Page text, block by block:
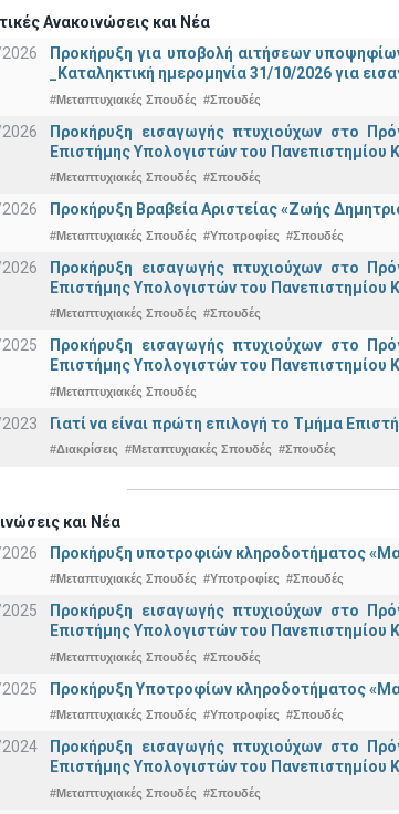
Ανακοινώσεις και Νέα
Προκήρυξη για υποβολή αιτήσεων
_Καταληκτική ημερομηνία 31/10/2026 για
#Μεταπτυχιακές Σπουδές #Σπουδές
Προκήρυξη εισαγωγής πτυχιούχων στo
Eπιστήμης Υπολογιστών του Πανεπιστημίου
#Μεταπτυχιακές Σπουδές #Σπουδές
Προκήρυξη Βραβεία Αριστείας «Ζωής
#Μεταπτυχιακές Σπουδές #Υποτροφίες #Σπουδές
Προκήρυξη εισαγωγής πτυχιούχων στo
Eπιστήμης Υπολογιστών του Πανεπιστημίου
#Μεταπτυχιακές Σπουδές #Σπουδές
Προκήρυξη εισαγωγής πτυχιούχων στo
Eπιστήμης Υπολογιστών του Πανεπιστημίου
#Μεταπτυχιακές Σπουδές
Γιατί να είναι πρώτη επιλογή το Τμήμα
#Διακρίσεις #Μεταπτυχιακές Σπουδές #Σπουδές
και Νέα
Προκήρυξη υποτροφιών κληροδοτήματος
#Μεταπτυχιακές Σπουδές #Υποτροφίες #Σπουδές
Προκήρυξη εισαγωγής πτυχιούχων στo
Eπιστήμης Υπολογιστών του Πανεπιστημίου
#Μεταπτυχιακές Σπουδές #Σπουδές
Προκήρυξη Υποτροφίων κληροδοτήματος
#Μεταπτυχιακές Σπουδές #Υποτροφίες #Σπουδές
Προκήρυξη εισαγωγής πτυχιούχων στo
Eπιστήμης Υπολογιστών του Πανεπιστημίου
#Μεταπτυχιακές Σπουδές #Σπουδές